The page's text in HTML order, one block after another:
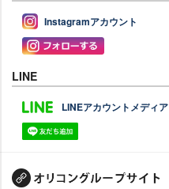
Instagramアカウント
LINE
LINEアカウントメディア